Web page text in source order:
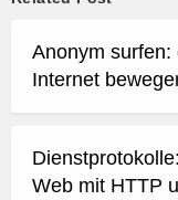
Anonym surfen:
Internet
Web mit HTTP